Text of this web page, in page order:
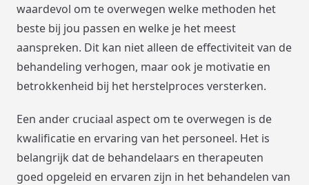
waardevol om te overwegen welke methoden het
beste bij jou passen en welke je het meest
aanspreken. Dit kan niet alleen de effectiviteit van de
behandeling verhogen, maar ook je motivatie en
betrokkenheid bij het herstelproces versterken.
Een ander cruciaal aspect om te overwegen is de
kwalificatie en ervaring van het personeel. Het is
belangrijk dat de behandelaars en therapeuten
goed opgeleid en ervaren zijn in het behandelen van